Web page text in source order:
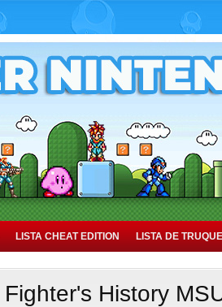
LISTA CHEAT EDITION LISTA DE
Fighter's History